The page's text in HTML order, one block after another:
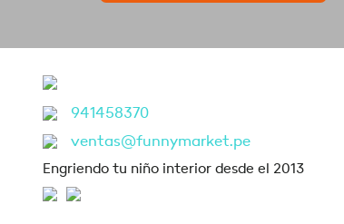
941458370
ventas@funnymarket.pe
Engriendo tu niño interior desde el 2013